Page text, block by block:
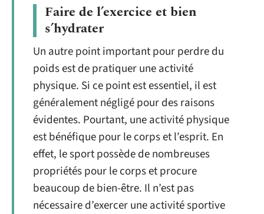
Faire de l’exercice et bien
s’hydrater
Un autre point important pour perdre du
poids est de pratiquer une activité
physique. Si ce point est essentiel, il est
généralement négligé pour des raisons
évidentes. Pourtant, une activité physique
est bénéfique pour le corps et l’esprit. En
effet, le sport possède de nombreuses
propriétés pour le corps et procure
beaucoup de bien-être. Il n’est pas
nécessaire d’exercer une activité sportive